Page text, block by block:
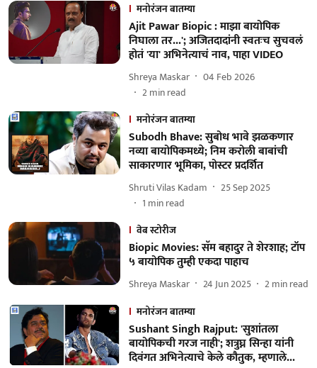
मनोरंजन बातम्या
Ajit Pawar Biopic : माझा बायोपिक
निघाला तर...'; अजितदादांनी स्वतःच सुचवलं
होतं 'या' अभिनेत्याचं नाव, पाहा VIDEO
Shreya Maskar
04 Feb 2026
2min read
मनोरंजन बातम्या
Subodh Bhave: सुबोध भावे झळकणार
नव्या बायोपिकमध्ये; निम करोली बाबांची
साकारणार भूमिका, पोस्टर प्रदर्शित
Shruti Vilas Kadam
25 Sep 2025
1 min read
वेब स्टोरीज
Biopic Movies: सॅम बहादुर ते शेरशाह; टॉप
५ बायोपिक तुम्ही एकदा पाहाच
Shreya Maskar 24 Jun 2025 2min read
मनोरंजन बातम्या
Sushant Singh Rajput: 'सुशांतला
बायोपिकची गरज नाही'; शत्रुघ्न सिन्हा यांनी
दिवंगत अभिनेत्याचे केले कौतुक, म्हणाले...